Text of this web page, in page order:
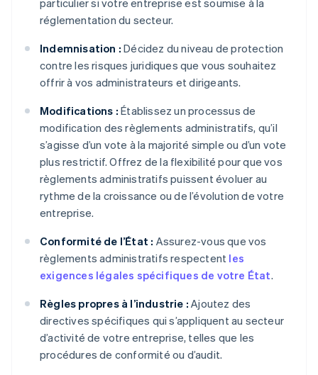
particulier si votre entreprise est soumise à la
réglementation du secteur.
Indemnisation : Décidez du niveau de protection
contre les risques juridiques que vous souhaitez
offrir à vos administrateurs et dirigeants.
Modifications : Établissez un processus de
modification des règlements administratifs, qu’il
s’agisse d’un vote à la majorité simple ou d’un vote
plus restrictif. Offrez de la flexibilité pour que vos
règlements administratifs puissent évoluer au
rythme de la croissance ou de l’évolution de votre
entreprise.
Conformité de l’État : Assurez-vous que vos
règlements administratifs respectent les
exigences légales spécifiques de votre État.
Règles propres à l’industrie : Ajoutez des
directives spécifiques qui s’appliquent au secteur
d’activité de votre entreprise, telles que les
procédures de conformité ou d’audit.